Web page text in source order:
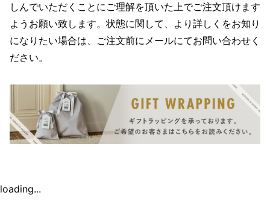
しんでいただくことにご理解を頂いた上でご注文頂けます
ようお願い致します。状態に関して、より詳しくをお知り
になりたい場合は、ご注文前にメールにてお問い合わせく
ださい。
loading...